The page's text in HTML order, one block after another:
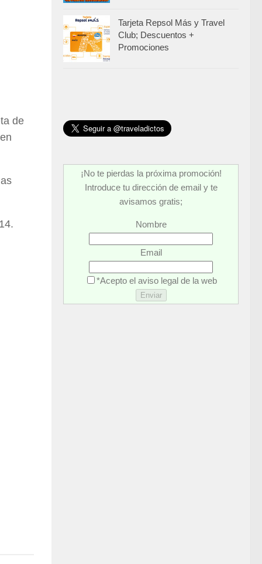
de
Tarjeta Repsol Más y Travel
Club; Descuentos +
Promociones
¡No te pierdas la próxima promoción!
Introduce tu dirección de email y te
avisamos gratis;
Nombre
Email
*Acepto el aviso legal de la web